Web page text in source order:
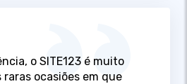
o SITE123 é muito
ocasiões em que